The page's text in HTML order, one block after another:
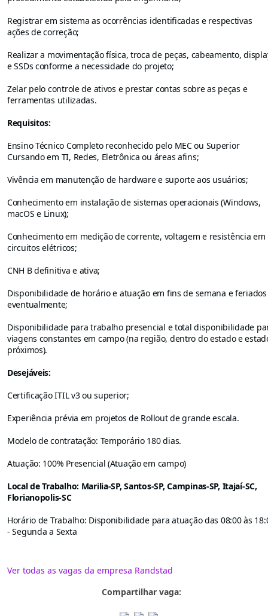
Registrar em sistema as ocorrências identificadas e respectivas
ações de correção;
Realizar a movimentação física, troca de peças, cabeamento,
e SSDs conforme a necessidade do projeto;
Zelar pelo controle de ativos e prestar contas sobre as peças e
ferramentas utilizadas.
Requisitos:
Ensino Técnico Completo reconhecido pelo MEC ou Superior
Cursando em TI, Redes, Eletrônica ou áreas afins;
Vivência em manutenção de hardware e suporte aos usuários;
Conhecimento em instalação de sistemas operacionais (Windows,
macOS e Linux);
Conhecimento em medição de corrente, voltagem e resistência em
circuitos elétricos;
CNH B definitiva e ativa;
Disponibilidade de horário e atuação em fins de semana e feriados
eventualmente;
Disponibilidade para trabalho presencial e total disponibilidade
viagens constantes em campo (na região, dentro do estado e
próximos).
Desejáveis:
Certificação ITIL v3 ou superior;
Experiência prévia em projetos de Rollout de grande escala.
Modelo de contratação: Temporário 180 dias.
Atuação: 100% Presencial (Atuação em campo)
Local de Trabalho: Marilia-SP, Santos-SP, Campinas-SP, Itajaí-SC,
Florianopolis-SC
Horário de Trabalho: Disponibilidade para atuação das 08:00 às
- Segunda a Sexta
Ver todas as vagas da empresa Randstad
Compartilhar vaga: